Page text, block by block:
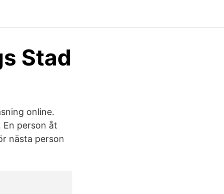
Stad
online.
En person åt
nästa person